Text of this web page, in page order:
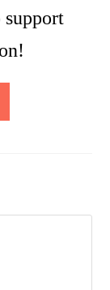
support